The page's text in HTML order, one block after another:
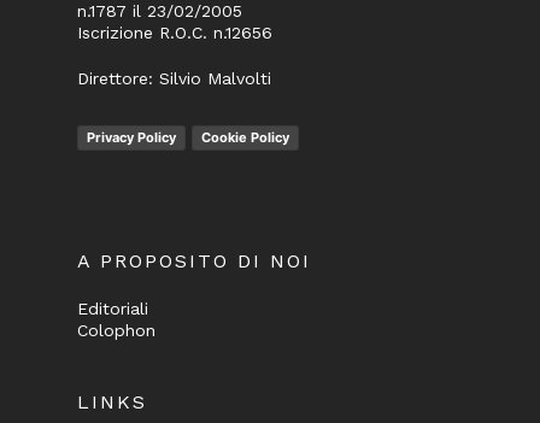
n.1787 il 23/02/2005
Iscrizione R.O.C. n.12656
Direttore: Silvio Malvolti
Privacy Policy Cookie Policy
A PROPOSITO DI NOI
Editoriali
Colophon
LINKS